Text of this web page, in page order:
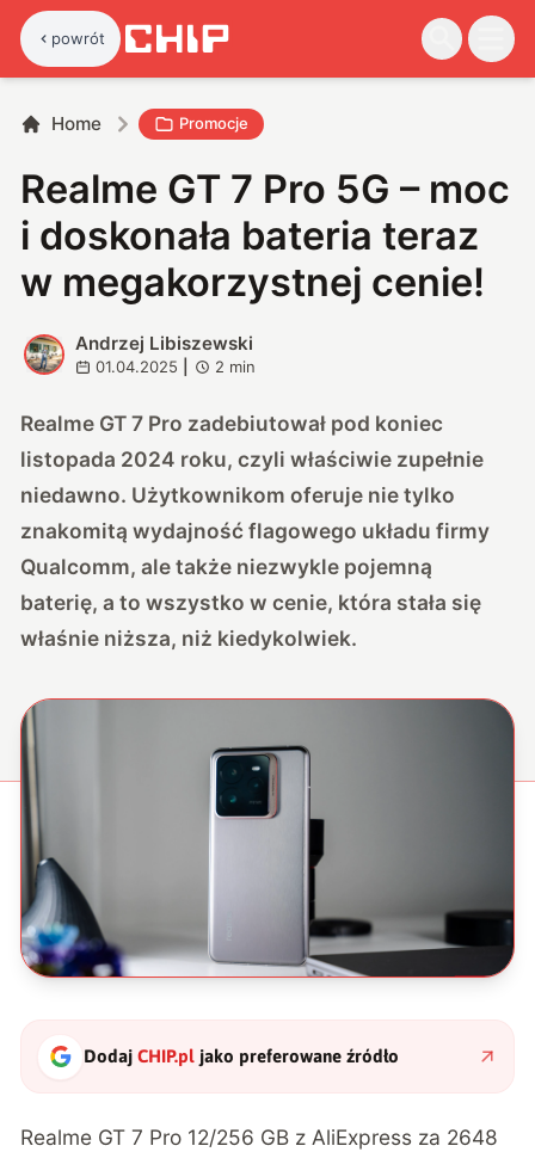
powrót
Home Promocje
Realme GT 7 Pro 5G – moc
i doskonała bateria teraz
w megakorzystnej cenie!
A
Andrzej Libiszewski
01.04.2025 2 min
Realme GT 7 Pro zadebiutował pod koniec
listopada 2024 roku, czyli właściwie zupełnie
niedawno. Użytkownikom oferuje nie tylko
znakomitą wydajność flagowego układu firmy
Qualcomm, ale także niezwykle pojemną
baterię, a to wszystko w cenie, która stała się
właśnie niższa, niż kiedykolwiek.
DodajCHIP.pl jako preferowane źródło
Realme GT 7 Pro 12/256 GB z AliExpress za 2648